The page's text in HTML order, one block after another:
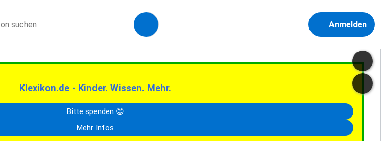
Anmelden
Klexikon.de - Kinder. Wissen. Mehr.
Bitte spenden 😊
Mehr Infos